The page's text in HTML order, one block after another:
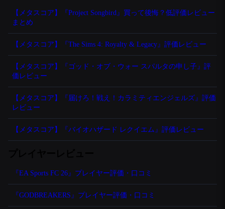
【メタスコア】『Project Songbird』買って後悔？低評価レビュー
まとめ
【メタスコア】『The Sims 4: Royalty & Legacy』評価レビュー
【メタスコア】『ゴッド・オブ・ウォー スパルタの申し子』評
価レビュー
【メタスコア】『届けろ！戦え！カラミティエンジェルズ』評価
レビュー
【メタスコア】『バイオハザード レクイエム』評価レビュー
『EA Sports FC 26』プレイヤー評価・口コミ
『GODBREAKERS』プレイヤー評価・口コミ